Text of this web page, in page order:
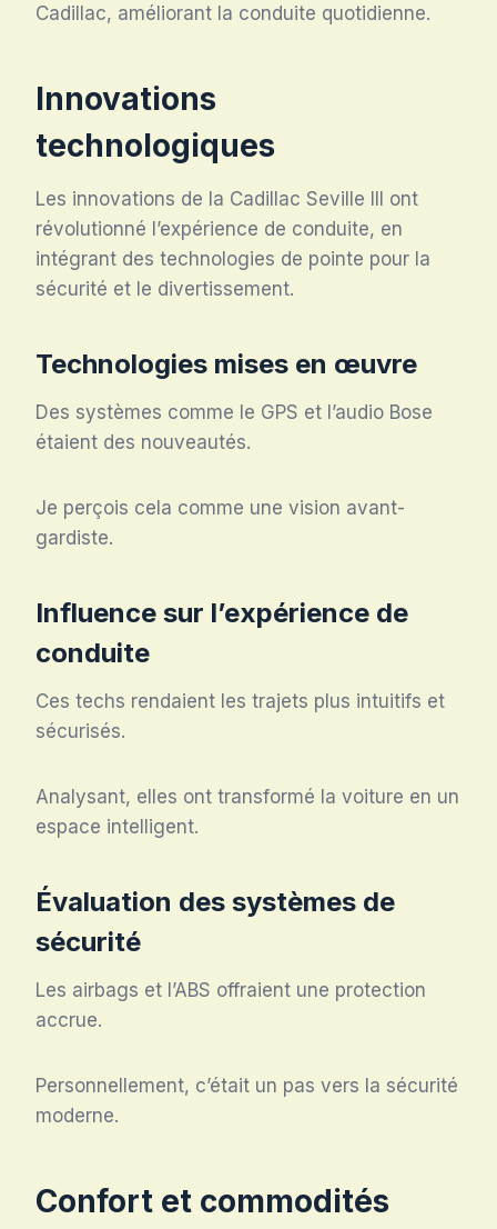
Cadillac, améliorant la conduite quotidienne.
Innovations
technologiques
Les innovations de la Cadillac Seville III ont
révolutionné l’expérience de conduite, en
intégrant des technologies de pointe pour la
sécurité et le divertissement.
Technologies mises en œuvre
Des systèmes comme le GPS et l’audio Bose
étaient des nouveautés.
Je perçois cela comme une vision avant-
gardiste.
Influence sur l’expérience de
conduite
Ces techs rendaient les trajets plus intuitifs et
sécurisés.
Analysant, elles ont transformé la voiture en un
espace intelligent.
Évaluation des systèmes de
sécurité
Les airbags et l’ABS offraient une protection
accrue.
Personnellement, c’était un pas vers la sécurité
moderne.
Confort et commodités